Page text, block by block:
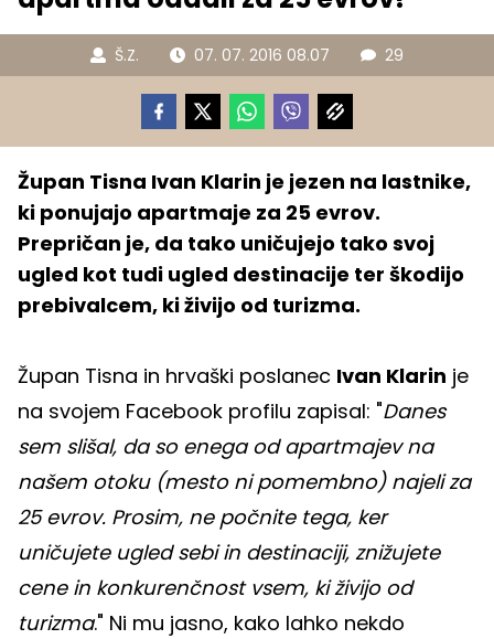
Š.Z. 07. 07. 2016 08.07 29
Župan Tisna Ivan Klarin je jezen na lastnike,
ki ponujajo apartmaje za 25 evrov.
Prepričan je, da tako uničujejo tako svoj
ugled kot tudi ugled destinacije ter škodijo
prebivalcem, ki živijo od turizma.
Župan Tisna in hrvaški poslanec Ivan Klarin je
na svojem Facebook profilu zapisal: "Danes
sem slišal, da so enega od apartmajev na
našem otoku (mesto ni pomembno) najeli za
25 evrov. Prosim, ne počnite tega, ker
uničujete ugled sebi in destinaciji, znižujete
cene in konkurenčnost vsem, ki živijo od
turizma." Ni mu jasno, kako lahko nekdo